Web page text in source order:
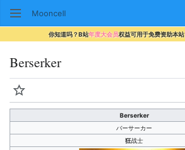
Mooncell
你知道吗？B站年度大会员权益可用于免费资助本
Berserker
监视
Berserker
バーサーカー
狂战士